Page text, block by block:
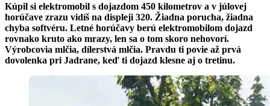
Kúpil si elektromobil s dojazdom 450 kilometrov a v júlovej
horúčave zrazu vidíš na displeji 320. Žiadna porucha, žiadna
chyba softvéru. Letné horúčavy berú elektromobilom dojazd
rovnako kruto ako mrazy, len sa o tom skoro nehovorí.
Výrobcovia mlčia, dílerstvá mlčia. Pravdu ti povie až prvá
dovolenka pri Jadrane, keď ti dojazd klesne aj o tretinu.